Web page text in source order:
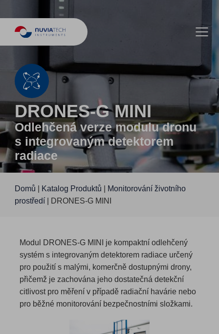
DRONES-G MINI
Odlehčená verze modulu dronu
s integrovaným detektorem
radiace
Domů Katalog Produktů
Monitorování životního
prostředí
DRONES-G MINI
Modul DRONES-G MINI je kompaktní odlehčený
systém s integrovaným detektorem radiace určený
pro použití s malými, komerčně dostupnými drony,
přičemž je zachována jeho dostatečná detekční
citlivost pro měření v případě radiační havárie nebo
pro běžné monitorování bezpečnostními složkami.